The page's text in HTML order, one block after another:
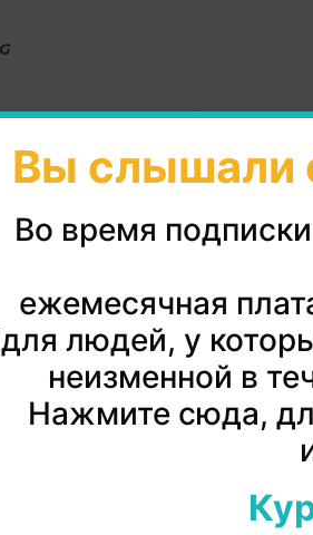
Вы слышали
Во время
ежемесячная
людей, у
неизменной в
Нажмите сюда,